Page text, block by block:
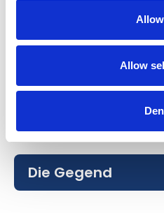
Allow
Waschmaschine
Drahtloses Internet
Die Gegend